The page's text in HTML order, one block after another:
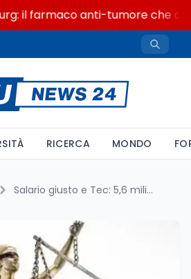
il farmaco anti-tumore che
RICERCA MONDO
Salario giusto e Tec: 5,6 milioni di lavoratori aspettano il rinnovo